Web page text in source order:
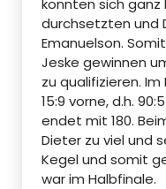
durchsetzten und
Emanuelson.
Jeske gewinnen
zu qualifizieren.
15:9 vorne, d.h.
endet mit 180.
Dieter zu viel und
Kegel und somit
war im Halbfinale.